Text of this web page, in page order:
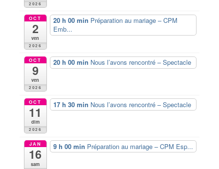
2026
OCT
2
ven
2026
20 h 00 min Préparation au mariage – CPM
Emb...
OCT
9
ven
2026
20 h 00 min Nous l’avons rencontré – Spectacle
OCT
11
dim
2026
17 h 30 min Nous l’avons rencontré – Spectacle
JAN
16
sam
9 h 00 min Préparation au mariage – CPM Esp...